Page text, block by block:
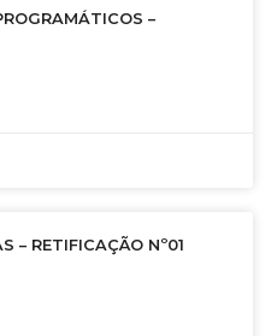
–
– RETIFICAÇÃO Nº01